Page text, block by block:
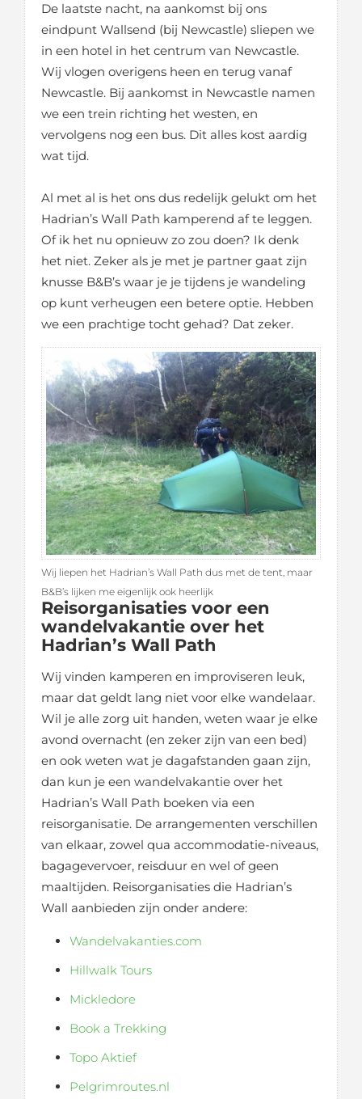
De laatste nacht, na aankomst bij ons
eindpunt Wallsend (bij Newcastle) sliepen we
in een hotel in het centrum van Newcastle.
Wij vlogen overigens heen en terug vanaf
Newcastle. Bij aankomst in Newcastle namen
we een trein richting het westen, en
vervolgens nog een bus. Dit alles kost aardig
wat tijd.
Al met al is het ons dus redelijk gelukt om het
Hadrian’s Wall Path kamperend af te leggen.
Of ik het nu opnieuw zo zou doen? Ik denk
het niet. Zeker als je met je partner gaat zijn
knusse B&B’s waar je je tijdens je wandeling
op kunt verheugen een betere optie. Hebben
we een prachtige tocht gehad? Dat zeker.
Wij liepen het Hadrian’s Wall Path dus met de tent, maar
B&B’s lijken me eigenlijk ook heerlijk
Reisorganisaties voor een
wandelvakantie over het
Hadrian’s Wall Path
Wij vinden kamperen en improviseren leuk,
maar dat geldt lang niet voor elke wandelaar.
Wil je alle zorg uit handen, weten waar je elke
avond overnacht (en zeker zijn van een bed)
en ook weten wat je dagafstanden gaan zijn,
dan kun je een wandelvakantie over het
Hadrian’s Wall Path boeken via een
reisorganisatie. De arrangementen verschillen
van elkaar, zowel qua accommodatie-niveaus,
bagagevervoer, reisduur en wel of geen
maaltijden. Reisorganisaties die Hadrian’s
Wall aanbieden zijn onder andere:
Wandelvakanties.com
Hillwalk Tours
Mickledore
Book a Trekking
Topo Aktief
Pelgrimroutes.nl